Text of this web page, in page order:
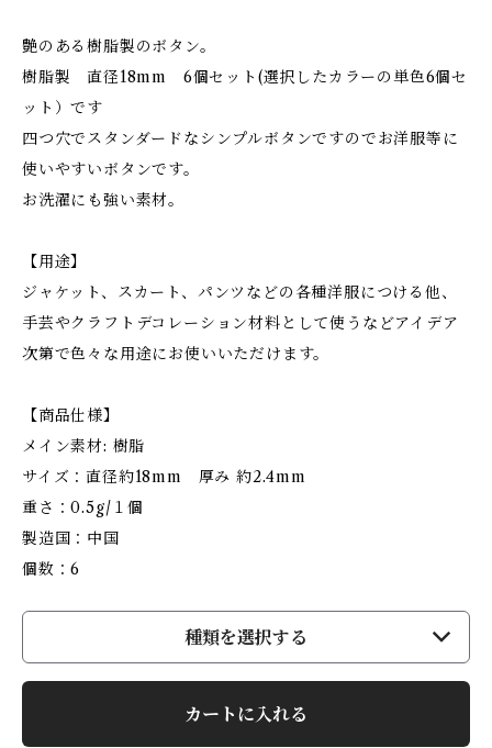
艶のある樹脂製のボタン。
樹脂製 直径18mm 6個セット(選択したカラーの単色6個セ
ット）です
四つ穴でスタンダードなシンプルボタンですのでお洋服等に
使いやすいボタンです。
お洗濯にも強い素材。
【用途】
ジャケット、スカート、パンツなどの各種洋服につける他、
手芸やクラフトデコレーション材料として使うなどアイデア
次第で色々な用途にお使いいただけます。
【商品仕様】
メイン素材: 樹脂
サイズ：直径約18mm 厚み 約2.4mm
重さ：0.5g/１個
製造国：中国
個数：6
種類を選択する
カートに入れる